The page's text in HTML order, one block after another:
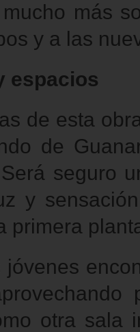
más
y a las
espacios
de esta
de
seguro
y
primera
otra sala